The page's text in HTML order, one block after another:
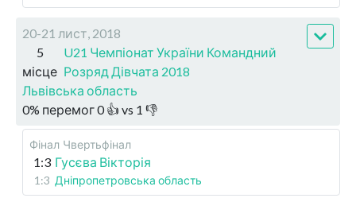
20-21 лист, 2018
5
місце
U21 Чемпіонат України Командний
Розряд Дівчата 2018
Львівська область
0% перемог0👍 vs 1 👎
Фінал Чвертьфінал
1:3 Гусєва Вікторія
1:3 Дніпропетровська область